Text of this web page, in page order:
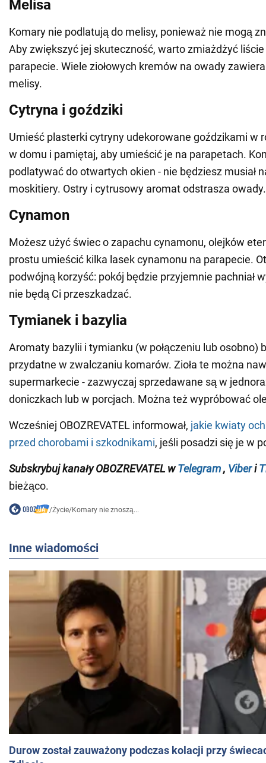
Melisa
Komary nie podlatują do melisy, ponieważ nie mogą
Aby zwiększyć jej skuteczność, warto zmiażdżyć
parapecie. Wiele ziołowych kremów na owady
melisy.
Cytryna i goździki
Umieść plasterki cytryny udekorowane goździkami w
w domu i pamiętaj, aby umieścić je na parapetach.
podlatywać do otwartych okien - nie będziesz musiał
moskitiery. Ostry i cytrusowy aromat odstrasza owady.
Cynamon
Możesz użyć świec o zapachu cynamonu, olejków
prostu umieścić kilka lasek cynamonu na parapecie.
podwójną korzyść: pokój będzie przyjemnie pachniał
nie będą Ci przeszkadzać.
Tymianek i bazylia
Aromaty bazylii i tymianku (w połączeniu lub osobno)
przydatne w zwalczaniu komarów. Zioła te można
supermarkecie - zazwyczaj sprzedawane są w
doniczkach lub w porcjach. Można też wypróbować
Wcześniej OBOZREVATEL informował, jakie kwiaty
przed chorobami i szkodnikami, jeśli posadzi się je w
Subskrybujkanały OBOZREVATEL wTelegram, Viberi
bieżąco.
/Życie/Komary nie znoszą...
Inne wiadomości
Durow został zauważony podczas kolacji przy